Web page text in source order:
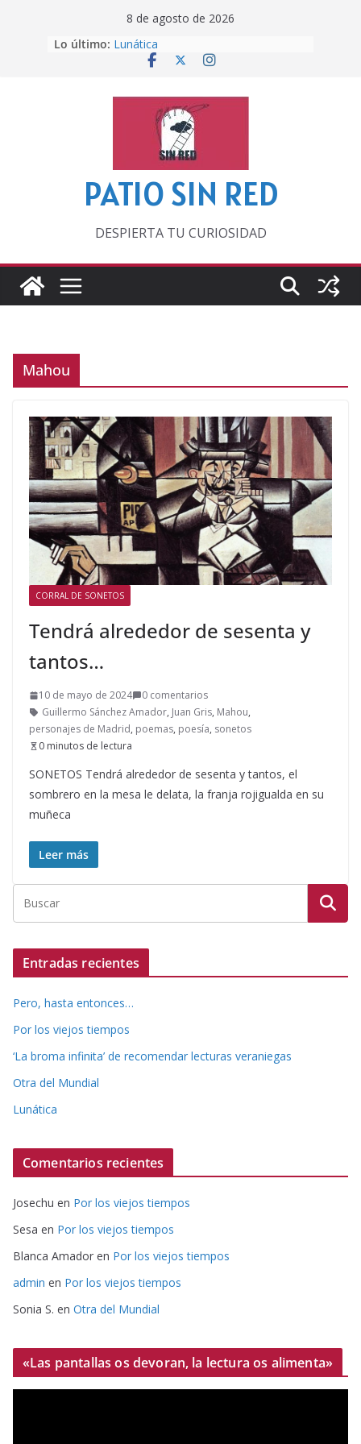
8 de agosto de 2026
Lo último: Lunática
Pero, hasta entonces…
‘La broma infinita’ de recomendar
lecturas veraniegas
Otra del Mundial
PATIO SIN RED
DESPIERTA TU CURIOSIDAD
Mahou
CORRAL DE SONETOS
Tendrá alrededor de sesenta y
tantos…
10 de mayo de 2024
0 comentarios
Guillermo Sánchez Amador, Juan Gris, Mahou,
personajes de Madrid, poemas, poesía, sonetos
0 minutos de lectura
SONETOS Tendrá alrededor de sesenta y tantos, el
sombrero en la mesa le delata, la franja rojigualda en su
muñeca
Leer más
Entradas recientes
Pero, hasta entonces…
Por los viejos tiempos
‘La broma infinita’ de recomendar lecturas veraniegas
Otra del Mundial
Lunática
Comentarios recientes
Josechu en Por los viejos tiempos
Sesa en Por los viejos tiempos
Blanca Amador en Por los viejos tiempos
admin en Por los viejos tiempos
Sonia S. en Otra del Mundial
«Las pantallas os devoran, la lectura os alimenta»